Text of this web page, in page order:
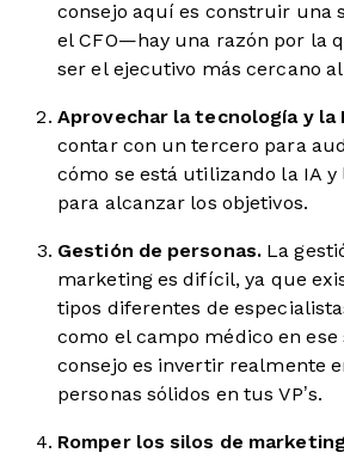
consejo aquí es construir una
el CFO—hay una razón por la
ser el ejecutivo más cercano al
Aprovechar la tecnología y la
contar con un tercero para
cómo se está utilizando la IA y
para alcanzar los objetivos.
Gestión de personas. La
marketing es difícil, ya que
tipos diferentes de
como el campo médico en ese
consejo es invertir realmente
personas sólidos en tus VP’s.
Romper los silos de